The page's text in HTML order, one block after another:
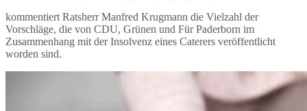
kommentiert Ratsherr Manfred Krugmann die Vielzahl der
Vorschläge, die von CDU, Grünen und Für Paderborn im
Zusammenhang mit der Insolvenz eines Caterers veröffentlicht
worden sind.